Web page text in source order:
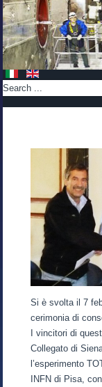
Si è svolta il 7
cerimonia di
I vincitori di
Collegato di
l’esperimento
INFN di Pisa,